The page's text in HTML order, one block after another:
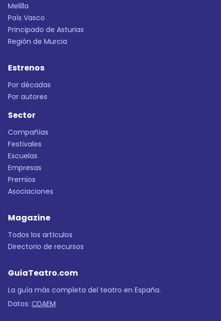
Melilla
País Vasco
Principado de Asturias
Región de Murcia
Estrenos
Por décadas
Por autores
Sector
Compañías
Festivales
Escuelas
Empresas
Premios
Asociaciones
Magazine
Todos los artículos
Directorio de recursos
GuiaTeatro.com
La guía más completa del teatro en España.
Datos: CDAEM